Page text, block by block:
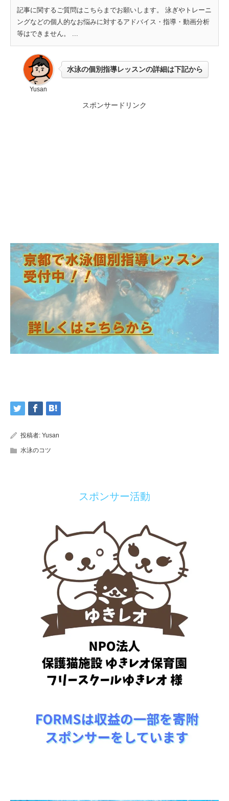
記事に関するご質問はこちらまでお願いします。 泳ぎやトレーニ
ングなどの個人的なお悩みに対するアドバイス・指導・動画分析
等はできません。 ...
Yusan
水泳の個別指導レッスンの詳細は下記から
スポンサードリンク
投稿者: Yusan
水泳のコツ
スポンサー活動